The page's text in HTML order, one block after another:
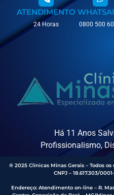
ATENDIMENTO
24 Horas 0800 500
Há 11 Anos
Profissionalismo,
® 2025 Clínicas Minas Gerais – Todos
CNPJ – 18.617.303/
Endereço: Atendimento on-line – R.